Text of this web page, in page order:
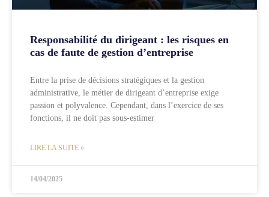
Responsabilité du dirigeant : les risques en
cas de faute de gestion d’entreprise
Entre la prise de décisions stratégiques et la gestion
administrative, le métier de dirigeant d’entreprise exige
passion et polyvalence. Cependant, dans l’exercice de ses
fonctions, il ne doit pas sous-estimer
LIRE LA SUITE »
14/04/2025